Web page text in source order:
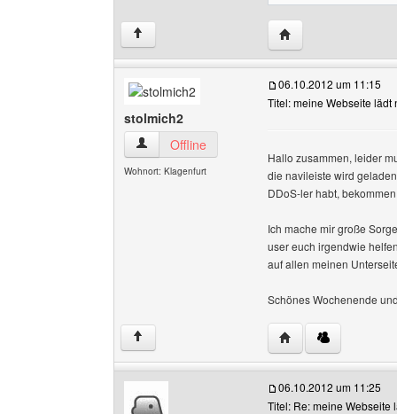
↑ Website dieses
stolmich2
stolmich2 Benutzer-Profile anzeigen
Offline
Wohnort: Klagenfurt
06.10.2012 um 11:15
Titel: meine Webseite lädt
Hallo zusammen, leider
die navileiste wird
DDoS-ler habt,
Ich mache mir große
user euch irgendwie
auf allen meinen
Schönes Wochenende
↑ Website dieses
06.10.2012 um 11:25
Titel: Re: meine Webseite